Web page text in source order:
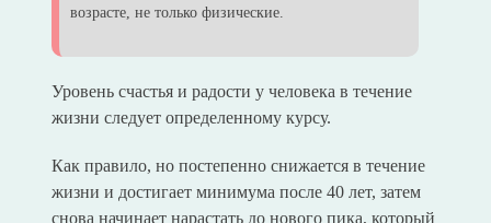
возрасте, не только физические.
Уровень счастья и радости у человека в течение
жизни следует определенному курсу.
Как правило, но постепенно снижается в течение
жизни и достигает минимума после 40 лет, затем
снова начинает нарастать до нового пика, который